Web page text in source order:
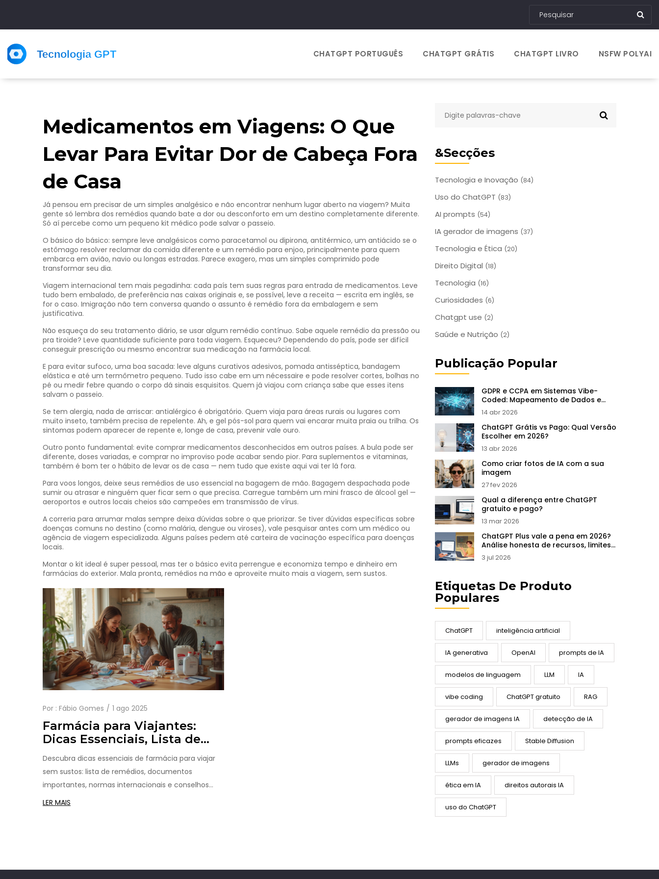
CHATGPT PORTUGUÊS CHATGPT GRÁTIS CHATGPT LIVRO NSFW POLYAI
&Secções
Tecnologia e Inovação (84)
Uso do ChatGPT (83)
AI prompts (54)
IA gerador de imagens (37)
Tecnologia e Ética (20)
Direito Digital (18)
Tecnologia (16)
Curiosidades (6)
Chatgpt use (2)
Saúde e Nutrição (2)
Publicação Popular
GDPR e CCPA em Sistemas Vibe-
Coded: Mapeamento de Dados e
Fluxos de Consentimento
14 abr 2026
ChatGPT Grátis vs Pago: Qual Versão
Escolher em 2026?
13 abr 2026
Como criar fotos de IA com a sua
imagem
27 fev 2026
Qual a diferença entre ChatGPT
gratuito e pago?
13 mar 2026
ChatGPT Plus vale a pena em 2026?
Análise honesta de recursos, limites
e preço
3 jul 2026
Etiquetas De Produto
Populares
ChatGPT inteligência artificial
IA generativa OpenAI prompts de IA
modelos de linguagem LLM IA
vibe coding ChatGPT gratuito RAG
gerador de imagens IA detecção de IA
prompts eficazes Stable Diffusion
LLMs gerador de imagens
ética em IA direitos autorais IA
uso do ChatGPT
Medicamentos em Viagens: O Que
Levar Para Evitar Dor de Cabeça Fora
de Casa
Já pensou em precisar de um simples analgésico e não encontrar nenhum lugar aberto na viagem? Muita
gente só lembra dos remédios quando bate a dor ou desconforto em um destino completamente diferente.
Só aí percebe como um pequeno kit médico pode salvar o passeio.
O básico do básico: sempre leve analgésicos como paracetamol ou dipirona, antitérmico, um antiácido se o
estômago resolver reclamar da comida diferente e um remédio para enjoo, principalmente para quem
embarca em avião, navio ou longas estradas. Parece exagero, mas um simples comprimido pode
transformar seu dia.
Viagem internacional tem mais pegadinha: cada país tem suas regras para entrada de medicamentos. Leve
tudo bem embalado, de preferência nas caixas originais e, se possível, leve a receita — escrita em inglês, se
for o caso. Imigração não tem conversa quando o assunto é remédio fora da embalagem e sem
justificativa.
Não esqueça do seu tratamento diário, se usar algum remédio contínuo. Sabe aquele remédio da pressão ou
pra tiroide? Leve quantidade suficiente para toda viagem. Esqueceu? Dependendo do país, pode ser difícil
conseguir prescrição ou mesmo encontrar sua medicação na farmácia local.
E para evitar sufoco, uma boa sacada: leve alguns curativos adesivos, pomada antisséptica, bandagem
elástica e até um termômetro pequeno. Tudo isso cabe em um nécessaire e pode resolver cortes, bolhas no
pé ou medir febre quando o corpo dá sinais esquisitos. Quem já viajou com criança sabe que esses itens
salvam o passeio.
Se tem alergia, nada de arriscar: antialérgico é obrigatório. Quem viaja para áreas rurais ou lugares com
muito inseto, também precisa de repelente. Ah, e gel pós-sol para quem vai encarar muita praia ou trilha. Os
sintomas podem aparecer de repente e, longe de casa, prevenir vale ouro.
Outro ponto fundamental: evite comprar medicamentos desconhecidos em outros países. A bula pode ser
diferente, doses variadas, e comprar no improviso pode acabar sendo pior. Para suplementos e vitaminas,
também é bom ter o hábito de levar os de casa — nem tudo que existe aqui vai ter lá fora.
Para voos longos, deixe seus remédios de uso essencial na bagagem de mão. Bagagem despachada pode
sumir ou atrasar e ninguém quer ficar sem o que precisa. Carregue também um mini frasco de álcool gel —
aeroportos e outros locais cheios são campeões em transmissão de vírus.
A correria para arrumar malas sempre deixa dúvidas sobre o que priorizar. Se tiver dúvidas específicas sobre
doenças comuns no destino (como malária, dengue ou viroses), vale pesquisar antes com um médico ou
agência de viagem especializada. Alguns países pedem até carteira de vacinação específica para doenças
locais.
Montar o kit ideal é super pessoal, mas ter o básico evita perrengue e economiza tempo e dinheiro em
farmácias do exterior. Mala pronta, remédios na mão e aproveite muito mais a viagem, sem sustos.
Por : Fábio Gomes 1 ago 2025
Farmácia para Viajantes:
Dicas Essenciais, Lista de
Remédios e Guias Práticos
Descubra dicas essenciais de farmácia para viajar
sem sustos: lista de remédios, documentos
importantes, normas internacionais e conselhos
para viajar tranquilo.
LER MAIS